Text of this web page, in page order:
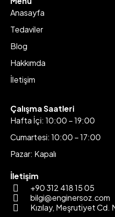
Anasayfa
Tedaviler
Blog
Hakkımda
İletişim
Çalışma Saatleri
Hafta İçi: 10:00 – 19:00
Cumartesi: 10:00 – 17:00
Pazar: Kapalı
İletişim
+90 312 418 15 05
bilgi@enginersoz.com
Kızılay, Meşrutiyet